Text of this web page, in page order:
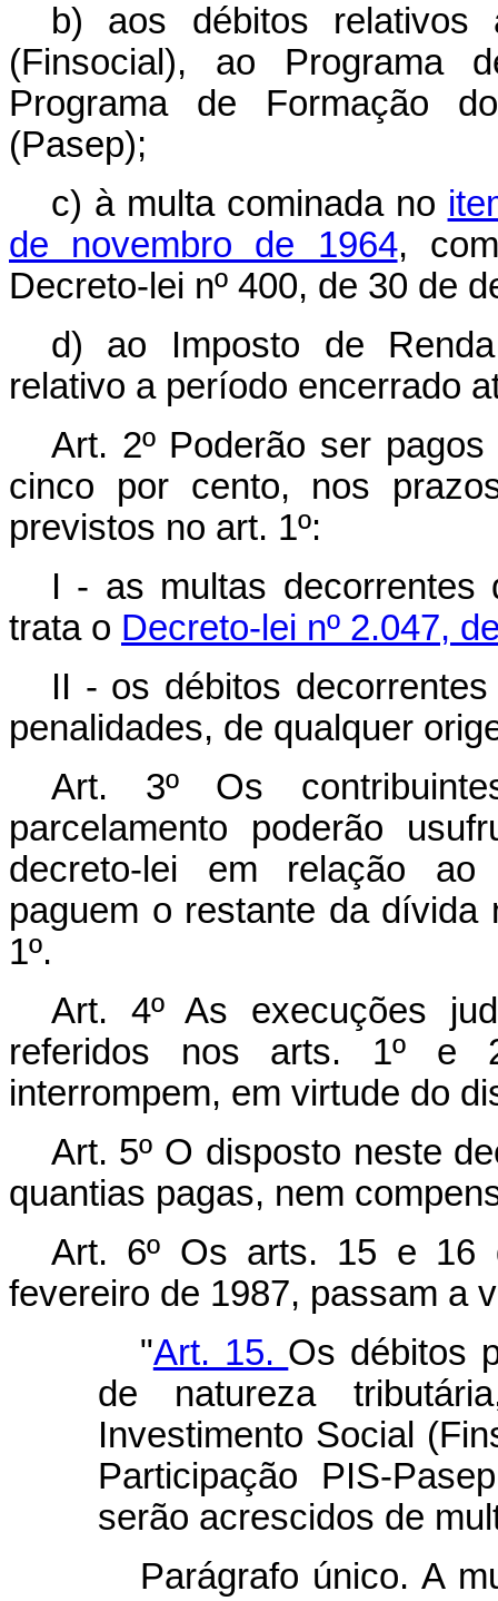
b) aos débitos relativos
(Finsocial), ao Programa
Programa de Formação
(Pasep);
c) à multa cominada no
de novembro de 1964,
Decreto-lei nº 400, de 30 de
d) ao Imposto de
relativo a período encerrado
Art. 2º Poderão ser
cinco por cento, nos
previstos no art. 1º:
I - as multas decorrentes
trata o Decreto-lei nº 2.047,
II - os débitos
penalidades, de qualquer
Art. 3º Os
parcelamento poderão
decreto-lei em relação ao
paguem o restante da
1º.
Art. 4º As execuções
referidos nos arts. 1º e
interrompem, em virtude do
Art. 5º O disposto neste
quantias pagas, nem
Art. 6º Os arts. 15 e 16
fevereiro de 1987, passam a
"Art. 15. Os débitos
de natureza
Investimento Social
Participação PIS-
serão acrescidos de
Parágrafo único. A